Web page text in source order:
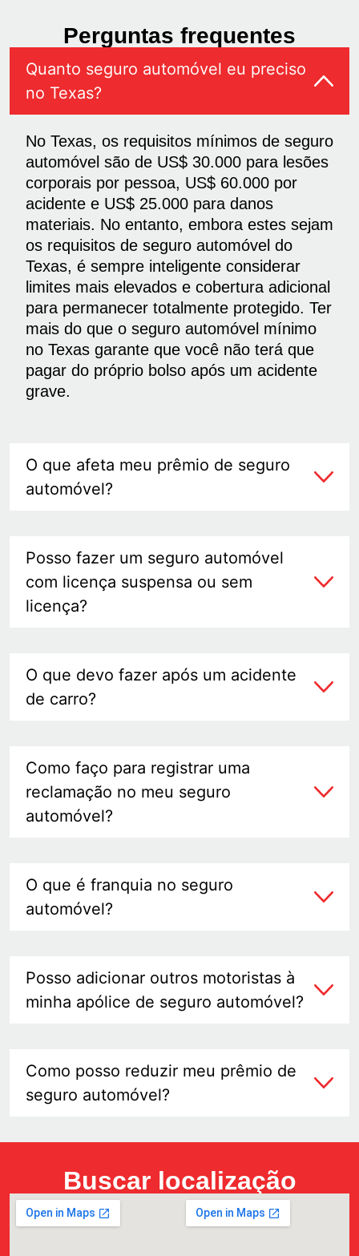
Perguntas frequentes
Quanto seguro automóvel eu preciso
no Texas?
No Texas, os requisitos mínimos de seguro
automóvel são de US$ 30.000 para lesões
corporais por pessoa, US$ 60.000 por
acidente e US$ 25.000 para danos
materiais. No entanto, embora estes sejam
os requisitos de seguro automóvel do
Texas, é sempre inteligente considerar
limites mais elevados e cobertura adicional
para permanecer totalmente protegido. Ter
mais do que o seguro automóvel mínimo
no Texas garante que você não terá que
pagar do próprio bolso após um acidente
grave.
O que afeta meu prêmio de seguro
automóvel?
Posso fazer um seguro automóvel
com licença suspensa ou sem
licença?
O que devo fazer após um acidente
de carro?
Como faço para registrar uma
reclamação no meu seguro
automóvel?
O que é franquia no seguro
automóvel?
Posso adicionar outros motoristas à
minha apólice de seguro automóvel?
Como posso reduzir meu prêmio de
seguro automóvel?
Buscar localização